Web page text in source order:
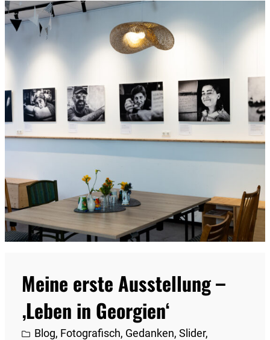
Meine erste Ausstellung –
‚Leben in Georgien‘
Blog, Fotografisch, Gedanken, Slider